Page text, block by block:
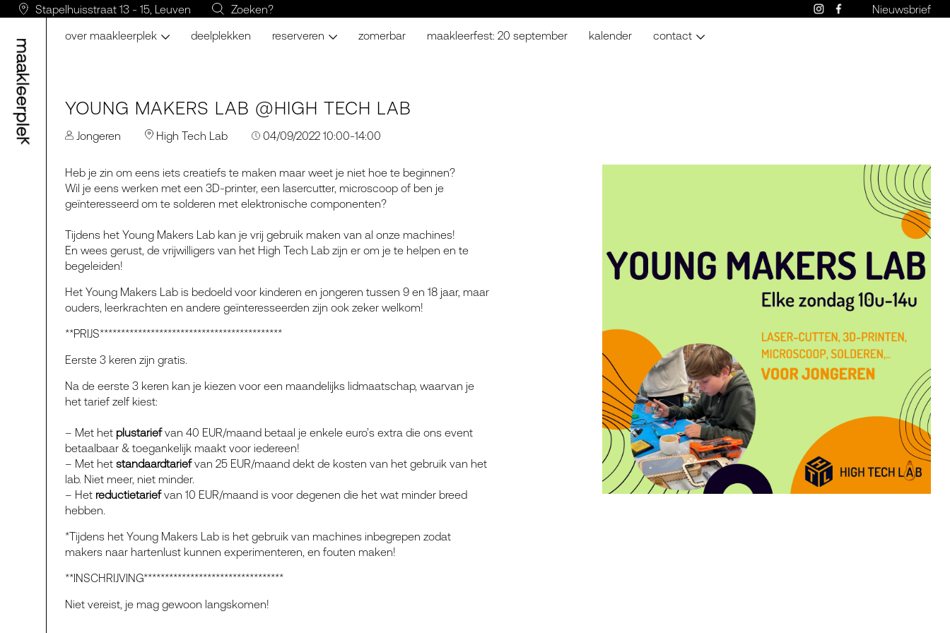
Stapelhuisstraat 13 - 15, Leuven Zoeken? Nieuwsbrief
over maakleerplek deelplekken reserveren zomerbar maakleerfest: 20 september kalender contact
YOUNG MAKERS LAB @HIGH TECH LAB
Jongeren High Tech Lab 04/09/2022 10:00-14:00
Heb je zin om eens iets creatiefs te maken maar weet je niet hoe te beginnen?
Wil je eens werken met een 3D-printer, een lasercutter, microscoop of ben je
geïnteresseerd om te solderen met elektronische componenten?
Tijdens het Young Makers Lab kan je vrij gebruik maken van al onze machines!
En wees gerust, de vrijwilligers van het High Tech Lab zijn er om je te helpen en te
begeleiden!
Het Young Makers Lab is bedoeld voor kinderen en jongeren tussen 9 en 18 jaar, maar
ouders, leerkrachten en andere geïnteresseerden zijn ook zeker welkom!
**PRIJS*******************************************
Eerste 3 keren zijn gratis​.
Na de eerste 3 keren kan je kiezen voor een maandelijks lidmaatschap, waarvan je
het tarief zelf kiest:
– Met het plustariefvan 40 EUR/maand betaal je enkele euro’s extra die ons event
betaalbaar & toegankelijk maakt voor iedereen!​
– Met het standaardtariefvan 25 EUR/maand dekt de kosten van het gebruik van het
lab. Niet meer, niet minder.​
– Het reductietariefvan 10 EUR/maand is voor degenen die het wat minder breed
hebben.
*Tijdens het Young Makers Lab is het gebruik van machines inbegrepen zodat
makers naar hartenlust kunnen experimenteren, en fouten maken!
**INSCHRIJVING*********************************
Niet vereist, je mag gewoon langskomen!